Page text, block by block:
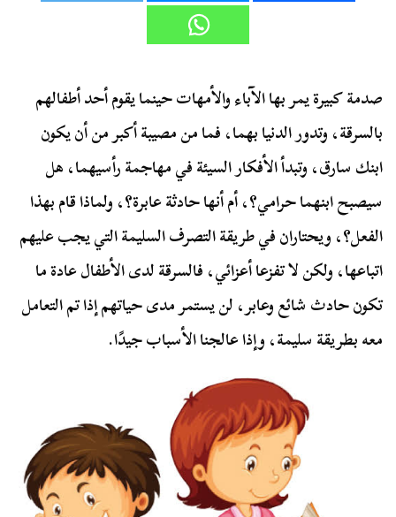
صدمة كبيرة يمر بها الآباء والأمهات حينما يقوم أحد أطفالهم
بالسرقة، وتدور الدنيا بهما، فما من مصيبة أكبر من أن يكون
ابنك سارق، وتبدأ الأفكار السيئة في مهاجمة رأسيهما، هل
سيصبح ابنهما حرامي؟، أم أنها حادثة عابرة؟، ولماذا قام بهذا
الفعل؟، ويحتاران في طريقة التصرف السليمة التي يجب عليهم
اتباعها، ولكن لا تفزعا أعزائي، فالسرقة لدى الأطفال عادة ما
تكون حادث شائع وعابر، لن يستمر مدى حياتهم إذا تم التعامل
معه بطريقة سليمة، وإذا عالجنا الأسباب جيدًا.